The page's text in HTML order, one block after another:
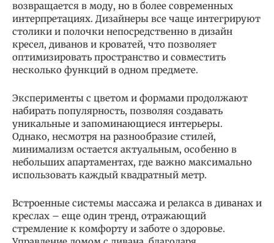
возвращается в моду, но в более современных
интерпретациях. Дизайнеры все чаще интегрируют
столики и полочки непосредственно в дизайн
кресел, диванов и кроватей, что позволяет
оптимизировать пространство и совместить
несколько функций в одном предмете.
Эксперименты с цветом и формами продолжают
набирать популярность, позволяя создавать
уникальные и запоминающиеся интерьеры.
Однако, несмотря на разнообразие стилей,
минимализм остается актуальным, особенно в
небольших апартаментах, где важно максимально
использовать каждый квадратный метр.
Встроенные системы массажа и релакса в диванах и
креслах – еще один тренд, отражающий
стремление к комфорту и заботе о здоровье.